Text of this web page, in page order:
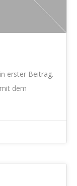
erster Beitrag.
dem